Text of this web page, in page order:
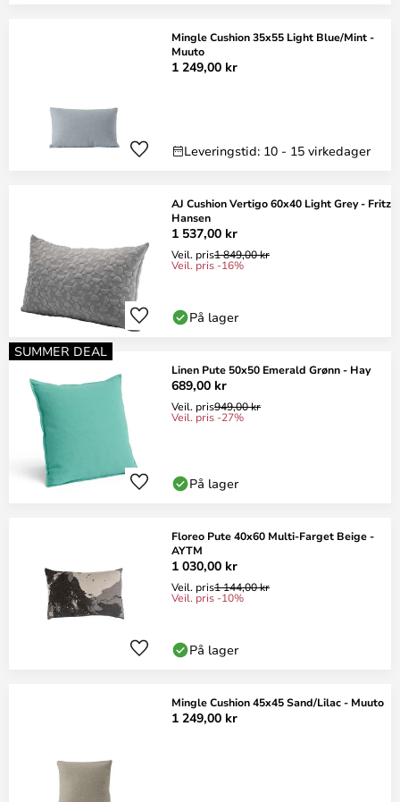
Mingle Cushion 35x55 Light Blue/Mint -
Muuto
1 249,00 kr
Leveringstid: 10 - 15 virkedager
AJ Cushion Vertigo 60x40 Light Grey - Fritz
Hansen
1 537,00 kr
Veil. pris1 849,00 kr
Veil. pris -16%
På lager
SUMMER DEAL
Linen Pute 50x50 Emerald Grønn - Hay
689,00 kr
Veil. pris949,00 kr
Veil. pris -27%
På lager
Floreo Pute 40x60 Multi-Farget Beige -
AYTM
1 030,00 kr
Veil. pris1 144,00 kr
Veil. pris -10%
På lager
Mingle Cushion 45x45 Sand/Lilac - Muuto
1 249,00 kr